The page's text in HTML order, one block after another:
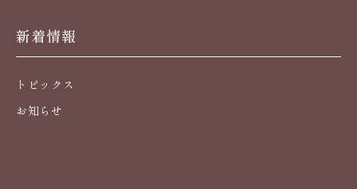
新着情報
トピックス
お知らせ